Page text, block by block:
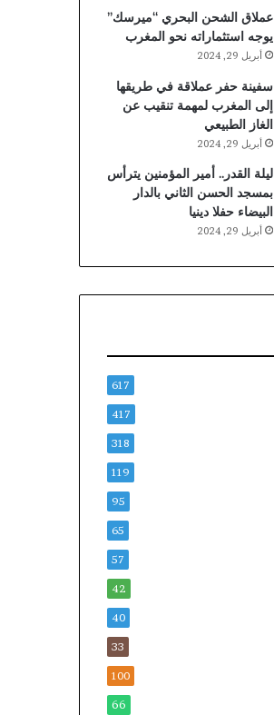
عملاق الشحن البحري “ميرسك”
يوجه استثماراته نحو المغرب
أبريل 29, 2024
سفينة حفر عملاقة في طريقها
إلى المغرب لمهمة تنقيب عن
الغاز الطبيعي
أبريل 29, 2024
ليلة القدر.. أمير المؤمنين يترأس
بمسجد الحسن الثاني بالدار
البيضاء حفلا دينيا
أبريل 29, 2024
617
417
318
119
95
65
57
42
40
33
100
66